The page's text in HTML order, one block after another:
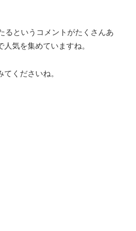
るというコメントがたくさんあ
人気を集めていますね。
くださいね。